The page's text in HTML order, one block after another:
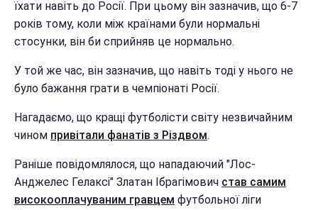
їхати навіть до Росії. При цьому він зазначив, що 6-7
років тому, коли між країнами були нормальні
стосунки, він би сприйняв це нормально.
У той же час, він зазначив, що навіть тоді у нього не
було бажання грати в чемпіонаті Росії.
Нагадаємо, що кращі футболісти світу незвичайним
чином привітали фанатів з Різдвом.
Раніше повідомлялося, що нападаючий "Лос-
Анджелес Гелаксі" Златан Ібрагімович став самим
високооплачуваним гравцем футбольної ліги